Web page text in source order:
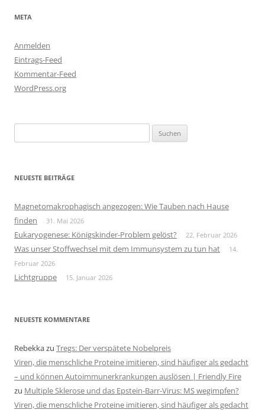
META
Anmelden
Eintrags-Feed
Kommentar-Feed
WordPress.org
nach:
NEUESTE BEITRÄGE
Magnetomakrophagisch angezogen: Wie Tauben nach Hause
finden
31. Mai 2026
Eukaryogenese: Königskinder-Problem gelöst? 22. Februar 2026
Was unser Stoffwechsel mit dem Immunsystem zu tun hat
14.
Februar 2026
Lichtgruppe 15. Januar 2026
NEUESTE KOMMENTARE
Rebekkazu Tregs: Der verspätete Nobelpreis
Viren, die menschliche Proteine imitieren, sind häufiger als gedacht
– und können Autoimmunerkrankungen auslösen | Friendly Fire
zu Multiple Sklerose und das Epstein-Barr-Virus: MS wegimpfen?
Viren, die menschliche Proteine imitieren, sind häufiger als gedacht